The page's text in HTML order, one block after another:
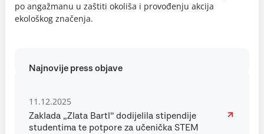
po angažmanu u zaštiti okoliša i provođenju akcija
ekološkog značenja.
Najnovije press objave
11.12.2025
Zaklada „Zlata Bartl“ dodijelila stipendije
studentima te potpore za učenička STEM